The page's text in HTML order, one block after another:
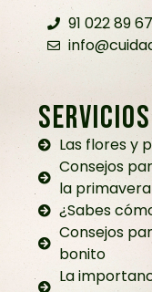
91 022 89 67
SERVICIOS
Las flores y
Consejos
la primavera
¿Sabes
Consejos
bonito
La